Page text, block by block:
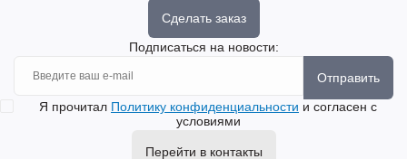
Сделать заказ
Подписаться на новости:
Отправить
Я прочитал Политику конфиденциальности и согласен с
условиями
Перейти в контакты